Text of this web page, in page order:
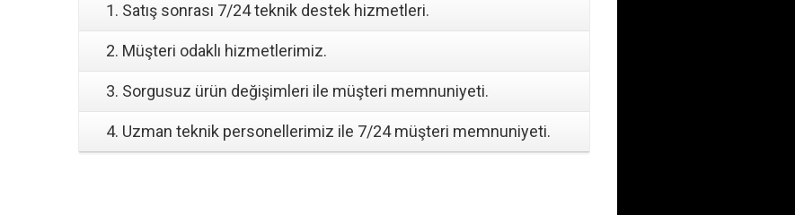
1. Satış sonrası 7/24 teknik destek hizmetleri.
2. Müşteri odaklı hizmetlerimiz.
3. Sorgusuz ürün değişimleri ile müşteri memnuniyeti.
4. Uzman teknik personellerimiz ile 7/24 müşteri memnuniyeti.